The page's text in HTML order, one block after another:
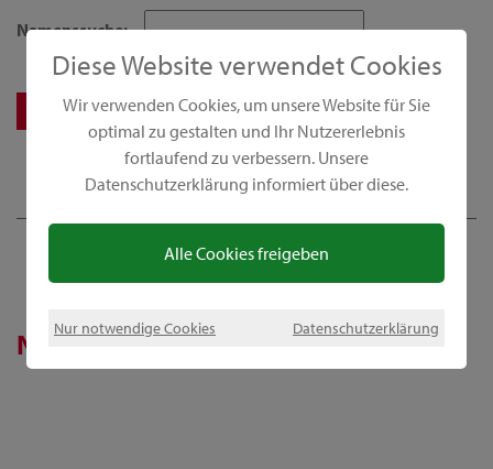
Diese Website verwendet Cookies
Wir verwenden Cookies, um unsere Website für Sie
optimal zu gestalten und Ihr Nutzererlebnis
fortlaufend zu verbessern. Unsere
Datenschutzerklärung informiert über diese.
Alle Cookies freigeben
Nur notwendige Cookies Datenschutzerklärung
Namenssuche:
News